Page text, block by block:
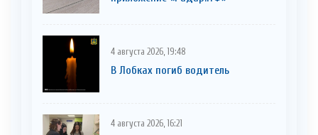
4 августа 2026, 19:48
В Лобках погиб водитель
4 августа 2026, 16:21